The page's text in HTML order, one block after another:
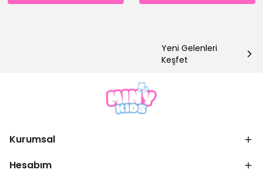
Yeni Gelenleri
Keşfet
Kurumsal
Hesabım